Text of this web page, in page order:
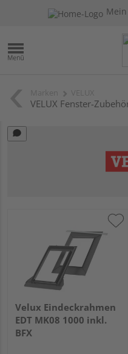
VELUX Fenster-
Velux Eindeckrahmen
EDT MK08 1000 inkl.
BFX